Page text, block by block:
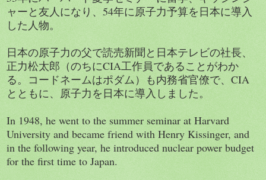
ャーと友人になり、54年に原子力予算を日本に導入
した人物。
日本の原子力の父で読売新聞と日本テレビの社長、
正力松太郎（のちにCIA工作員であることがわか
る。コードネームはポダム）も内務省官僚で、CIA
とともに、原子力を日本に導入しました。
In 1948, he went to the summer seminar at Harvard
University and became friend with Henry Kissinger, and
in the following year, he introduced nuclear power budget
for the first time to Japan.